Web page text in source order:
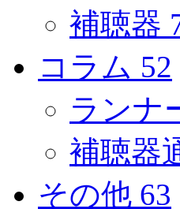
補聴器
コラム 52
ランナ
補聴器
その他 63